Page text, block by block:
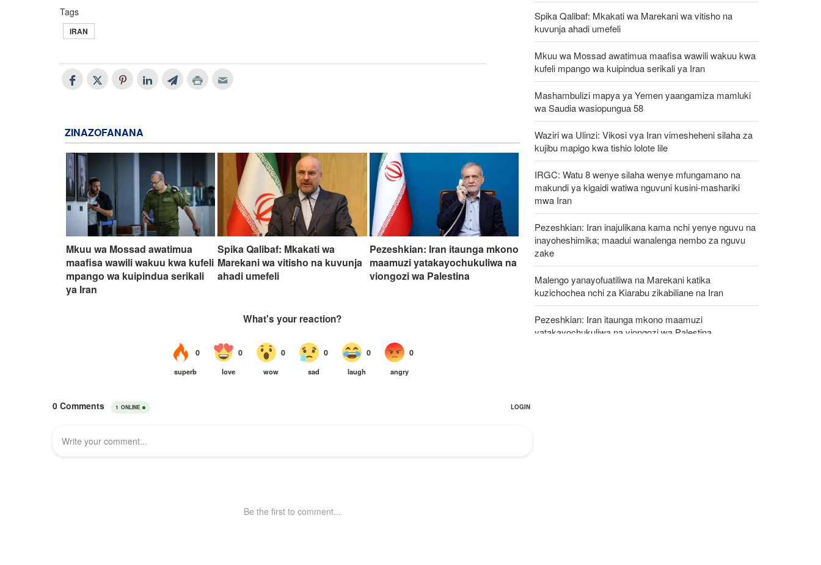
Tags
IRAN
ZINAZOFANANA
Mkuu wa Mossad awatimua
maafisa wawili wakuu kwa kufeli
mpango wa kuipindua serikali
ya Iran
Spika Qalibaf: Mkakati wa
Marekani wa vitisho na kuvunja
ahadi umefeli
Pezeshkian: Iran itaunga mkono
maamuzi yatakayochukuliwa na
viongozi wa Palestina
Spika Qalibaf: Mkakati wa Marekani wa vitisho na
kuvunja ahadi umefeli
Mkuu wa Mossad awatimua maafisa wawili wakuu kwa
kufeli mpango wa kuipindua serikali ya Iran
Mashambulizi mapya ya Yemen yaangamiza mamluki
wa Saudia wasiopungua 58
Waziri wa Ulinzi: Vikosi vya Iran vimesheheni silaha za
kujibu mapigo kwa tishio lolote lile
IRGC: Watu 8 wenye silaha wenye mfungamano na
makundi ya kigaidi watiwa nguvuni kusini-mashariki
mwa Iran
Pezeshkian: Iran inajulikana kama nchi yenye nguvu na
inayoheshimika; maadui wanalenga nembo za nguvu
zake
Malengo yanayofuatiliwa na Marekani katika
kuzichochea nchi za Kiarabu zikabiliane na Iran
Pezeshkian: Iran itaunga mkono maamuzi
yatakayochukuliwa na viongozi wa Palestina